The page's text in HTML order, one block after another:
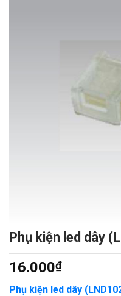
Phụ kiện led dây
16.000₫
Phụ kiện led dây